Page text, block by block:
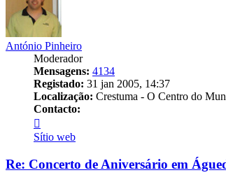
António Pinheiro
Moderador
Mensagens: 4134
Registado: 31 jan 2005, 14:37
Localização: Crestuma - O Centro do
Contacto:
António
Pinheiro
Sítio web
Re: Concerto de Aniversário em